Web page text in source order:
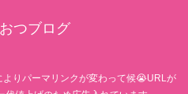
つブログ
りパーマリンクが変わって候😭URLが